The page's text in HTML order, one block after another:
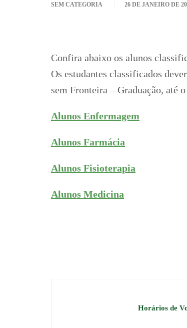
SEM CATEGORIA
26 DE JANEIRO DE
Confira abaixo os alunos
Os estudantes classificados
sem Fronteira – Graduação, até
Alunos Enfermagem
Alunos Farmácia
Alunos Fisioterapia
Alunos Medicina
Horários de